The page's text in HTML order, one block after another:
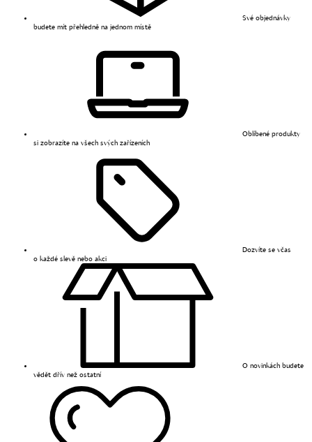
Své objednávky
budete mít přehledně na jednom místě
Oblíbené produkty
si zobrazíte na všech svých zařízeních
Dozvíte se včas
o každé slevě nebo akci
O novinkách budete
vědět dřív než ostatní